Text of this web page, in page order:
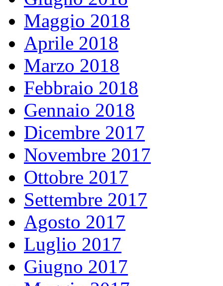
Maggio 2018
Aprile 2018
Marzo 2018
Febbraio 2018
Gennaio 2018
Dicembre 2017
Novembre 2017
Ottobre 2017
Settembre 2017
Agosto 2017
Luglio 2017
Giugno 2017